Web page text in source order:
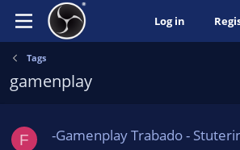
Log in
Tags
gamenplay
F -Gamenplay Trabado -